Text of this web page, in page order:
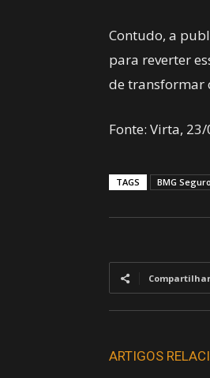
Contudo, a
para reverter
de transformar
Fonte: Virta,
TAGS BMG
Compartilhar
ARTIGOS